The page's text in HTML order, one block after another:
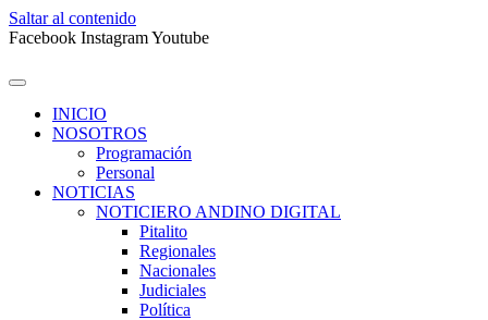
Saltar al contenido
Facebook InstagramYoutube
INICIO
NOSOTROS
Programación
Personal
NOTICIAS
NOTICIERO ANDINO DIGITAL
Pitalito
Regionales
Nacionales
Judiciales
Política